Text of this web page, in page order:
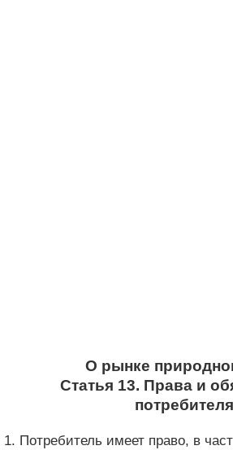
О рынке
Статья 13. Права и
потребителя
1. Потребитель имеет право, в